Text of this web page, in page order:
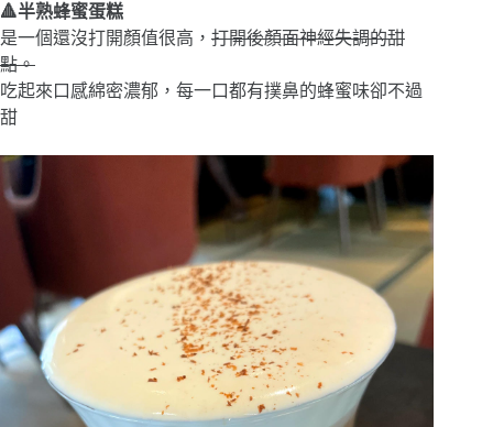
🔺半熟蜂蜜蛋糕
是一個還沒打開顏值很高， 打開後顏面神經失調的甜
點。
吃起來口感綿密濃郁，每一口都有撲鼻的蜂蜜味卻不過
甜